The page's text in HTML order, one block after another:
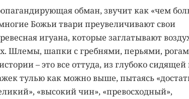
обман, звучит как «чем
Божьи твари преувеличивают свои
игуана, которые заглатывают
Шлемы, шапки с гребнями, перьями,
– это все оттуда, из глубоко сидящей
тулью как можно выше, пытаясь
«высокий чин», «превосходный»,